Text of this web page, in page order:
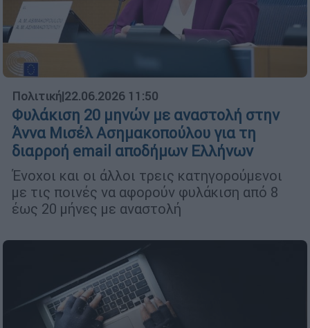
Πολιτική|22.06.2026 11:50
Φυλάκιση 20 μηνών με αναστολή στην
Άννα Μισέλ Ασημακοπούλου για τη
διαρροή email αποδήμων Ελλήνων
Ένοχοι και οι άλλοι τρεις κατηγορούμενοι
με τις ποινές να αφορούν φυλάκιση από 8
έως 20 μήνες με αναστολή